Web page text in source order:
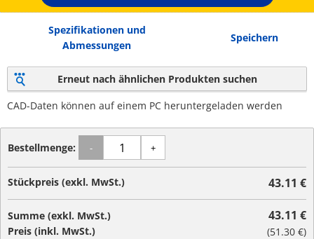
Spezifikationen und
Abmessungen
Speichern
Erneut nach ähnlichen Produkten suchen
CAD-Daten können auf einem PC heruntergeladen werden
Bestellmenge: - +
Stückpreis (exkl. MwSt.) 43.11 €
Summe (exkl. MwSt.)
Preis (inkl. MwSt.)
43.11 €
(51.30 €)